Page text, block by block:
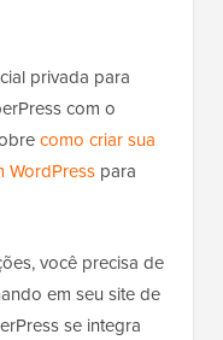
privada para
com o
como criar sua
WordPress para
você precisa de
em seu site de
se integra